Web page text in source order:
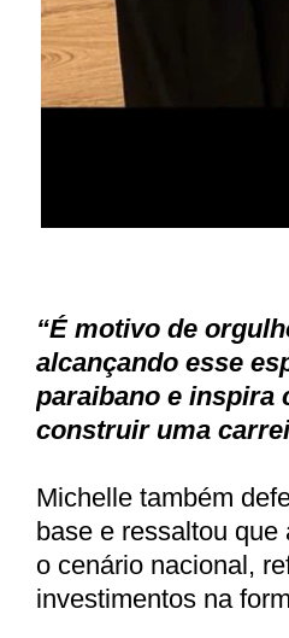
“É motivo de
alcançando esse
paraibano e inspira
construir uma
Michelle também
base e ressaltou
o cenário nacional,
investimentos na